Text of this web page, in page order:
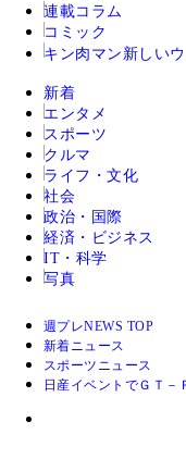
連載コラム
コミック
キン肉マン 新しい
新着
エンタメ
スポーツ
クルマ
ライフ・文化
社会
政治・国際
経済・ビジネス
IT・科学
写真
週プレNEWS TOP
新着ニュース
スポーツニュース
日産イベントでＧＴ－